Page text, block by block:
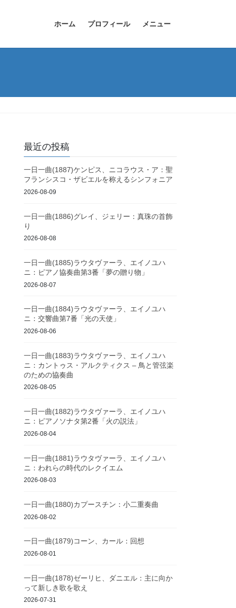
ホーム プロフィール メニュー
最近の投稿
一日一曲(1887)ケンピス、ニコラウス・ア：聖
フランシスコ・ザビエルを称えるシンフォニア
2026-08-09
一日一曲(1886)グレイ、ジェリー：真珠の首飾
り
2026-08-08
一日一曲(1885)ラウタヴァーラ、エイノユハ
ニ：ピアノ協奏曲第3番「夢の贈り物」
2026-08-07
一日一曲(1884)ラウタヴァーラ、エイノユハ
ニ：交響曲第7番「光の天使」
2026-08-06
一日一曲(1883)ラウタヴァーラ、エイノユハ
ニ：カントゥス・アルクティクス – 鳥と管弦楽
のための協奏曲
2026-08-05
一日一曲(1882)ラウタヴァーラ、エイノユハ
ニ：ピアノソナタ第2番「火の説法」
2026-08-04
一日一曲(1881)ラウタヴァーラ、エイノユハ
ニ：われらの時代のレクイエム
2026-08-03
一日一曲(1880)カプースチン：小二重奏曲
2026-08-02
一日一曲(1879)コーン、カール：回想
2026-08-01
一日一曲(1878)ゼーリヒ、ダニエル：主に向か
って新しき歌を歌え
2026-07-31